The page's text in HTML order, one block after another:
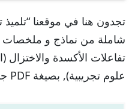
شاملة من نماذج و
تفاعلات الأكسدة والاختزال
علوم تجريبية), بصيغة PDF جاهزة للتحميل .